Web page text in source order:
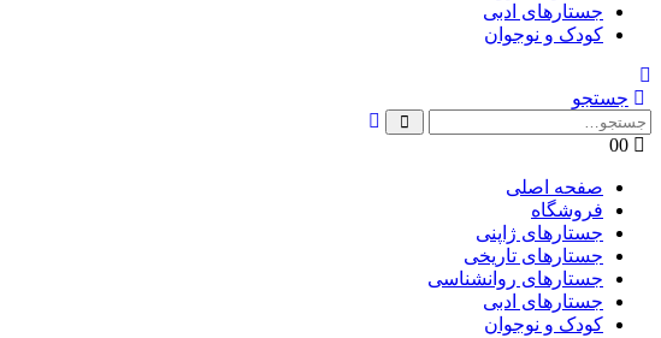
جستارهای ادبی
کودک و نوجوان
جستجو
00
صفحه اصلی
فروشگاه
جستارهای ژاپنی
جستارهای تاریخی
جستارهای روانشناسی
جستارهای ادبی
کودک و نوجوان